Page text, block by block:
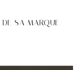
DE SA MARQUE